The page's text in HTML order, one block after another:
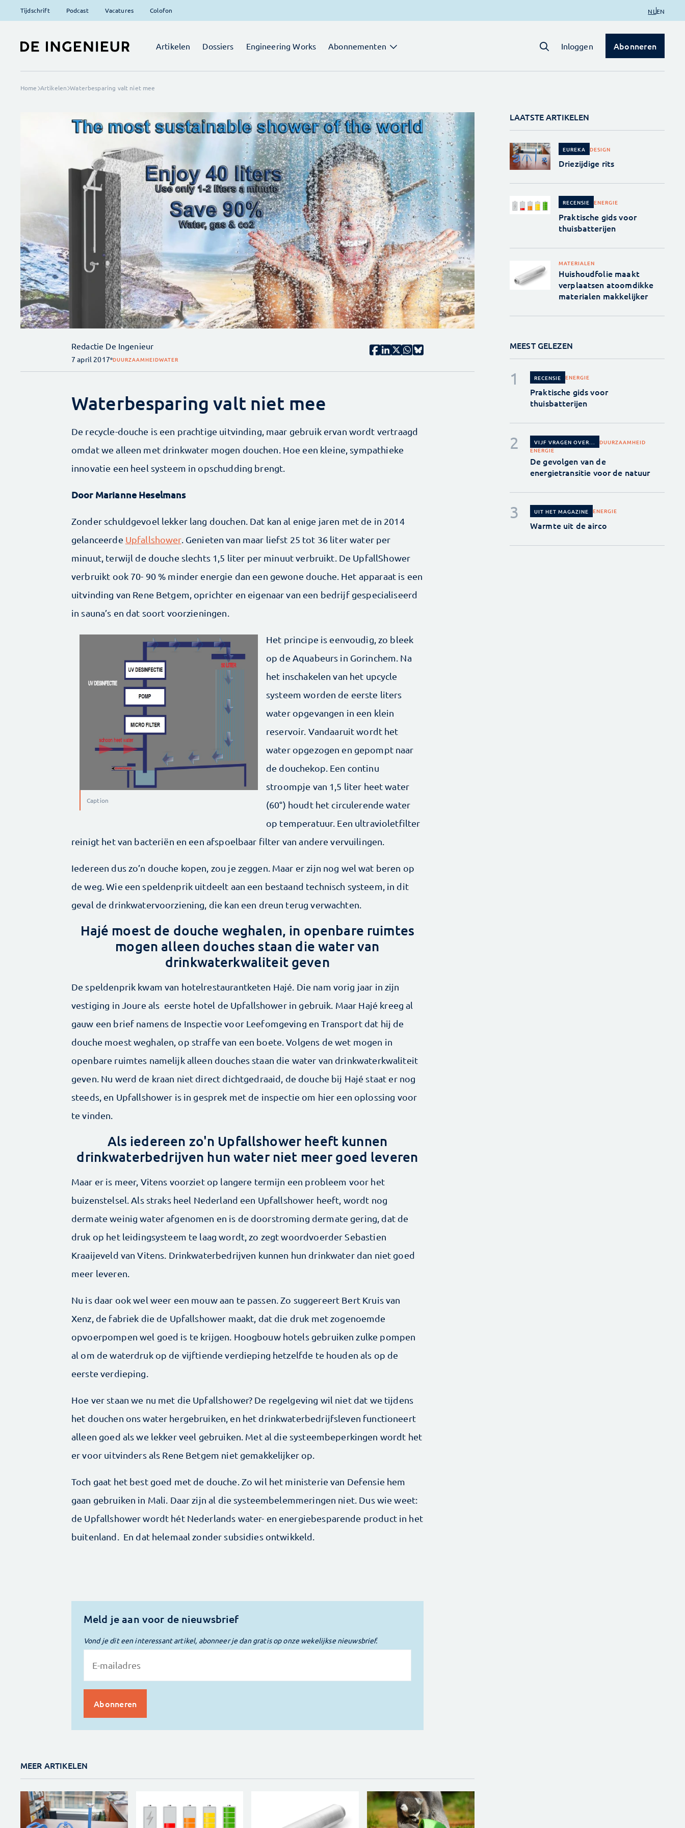
Tijdschrift Podcast Vacatures Colofon NL EN
Artikelen Dossiers Engineering Works Abonnementen Inloggen Abonneren
Home Artikelen Waterbesparing valt niet mee
Redactie De Ingenieur
7 april 2017 DUURZAAMHEIDWATER
Waterbesparing valt niet mee
De recycle-douche is een prachtige uitvinding, maar gebruik ervan wordt vertraagd
omdat we alleen met drinkwater mogen douchen. Hoe een kleine, sympathieke
innovatie een heel systeem in opschudding brengt.
Door Marianne Heselmans
Zonder schuldgevoel lekker lang douchen. Dat kan al enige jaren met de in 2014
gelanceerde Upfallshower. Genieten van maar liefst 25 tot 36 liter water per
minuut, terwijl de douche slechts 1,5 liter per minuut verbruikt. De UpfallShower
verbruikt ook 70- 90 % minder energie dan een gewone douche. Het apparaat is een
uitvinding van Rene Betgem, oprichter en eigenaar van een bedrijf gespecialiseerd
in sauna’s en dat soort voorzieningen.
Caption
Het principe is eenvoudig, zo bleek
op de Aquabeurs in Gorinchem. Na
het inschakelen van het upcycle
systeem worden de eerste liters
water opgevangen in een klein
reservoir. Vandaaruit wordt het
water opgezogen en gepompt naar
de douchekop. Een continu
stroompje van 1,5 liter heet water
(60°) houdt het circulerende water
op temperatuur. Een ultravioletfilter
reinigt het van bacteriën en een afspoelbaar filter van andere vervuilingen.
Iedereen dus zo’n douche kopen, zou je zeggen. Maar er zijn nog wel wat beren op
de weg. Wie een speldenprik uitdeelt aan een bestaand technisch systeem, in dit
geval de drinkwatervoorziening, die kan een dreun terug verwachten.
Hajé moest de douche weghalen, in openbare ruimtes
mogen alleen douches staan die water van
drinkwaterkwaliteit geven
De speldenprik kwam van hotelrestaurantketen Hajé. Die nam vorig jaar in zijn
vestiging in Joure als eerste hotel de Upfallshower in gebruik. Maar Hajé kreeg al
gauw een brief namens de Inspectie voor Leefomgeving en Transport dat hij de
douche moest weghalen, op straffe van een boete. Volgens de wet mogen in
openbare ruimtes namelijk alleen douches staan die water van drinkwaterkwaliteit
geven. Nu werd de kraan niet direct dichtgedraaid, de douche bij Hajé staat er nog
steeds, en Upfallshower is in gesprek met de inspectie om hier een oplossing voor
te vinden.
Als iedereen zo'n Upfallshower heeft kunnen
drinkwaterbedrijven hun water niet meer goed leveren
Maar er is meer, Vitens voorziet op langere termijn een probleem voor het
buizenstelsel. Als straks heel Nederland een Upfallshower heeft, wordt nog
dermate weinig water afgenomen en is de doorstroming dermate gering, dat de
druk op het leidingsysteem te laag wordt, zo zegt woordvoerder Sebastien
Kraaijeveld van Vitens. Drinkwaterbedrijven kunnen hun drinkwater dan niet goed
meer leveren.
Nu is daar ook wel weer een mouw aan te passen. Zo suggereert Bert Kruis van
Xenz, de fabriek die de Upfallshower maakt, dat die druk met zogenoemde
opvoerpompen wel goed is te krijgen. Hoogbouw hotels gebruiken zulke pompen
al om de waterdruk op de vijftiende verdieping hetzelfde te houden als op de
eerste verdieping.
Hoe ver staan we nu met die Upfallshower? De regelgeving wil niet dat we tijdens
het douchen ons water hergebruiken, en het drinkwaterbedrijfsleven functioneert
alleen goed als we lekker veel gebruiken. Met al die systeembeperkingen wordt het
er voor uitvinders als Rene Betgem niet gemakkelijker op.
Toch gaat het best goed met de douche. Zo wil het ministerie van Defensie hem
gaan gebruiken in Mali. Daar zijn al die systeembelemmeringen niet. Dus wie weet:
de Upfallshower wordt hét Nederlands water- en energiebesparende product in het
buitenland. En dat helemaal zonder subsidies ontwikkeld.
Meld je aan voor de nieuwsbrief
Vond je dit een interessant artikel, abonneer je dan gratis op onze wekelijkse nieuwsbrief.
MEER ARTIKELEN
LAATSTE ARTIKELEN
EUREKA DESIGN
Driezijdige rits
RECENSIE ENERGIE
Praktische gids voor
thuisbatterijen
MATERIALEN
Huishoudfolie maakt
verplaatsen atoomdikke
materialen makkelijker
MEEST GELEZEN
RECENSIE ENERGIE
Praktische gids voor
thuisbatterijen
VIJF VRAGEN OVER...
DUURZAAMHEID
ENERGIE
De gevolgen van de
energietransitie voor de natuur
UIT HET MAGAZINE ENERGIE
Warmte uit de airco